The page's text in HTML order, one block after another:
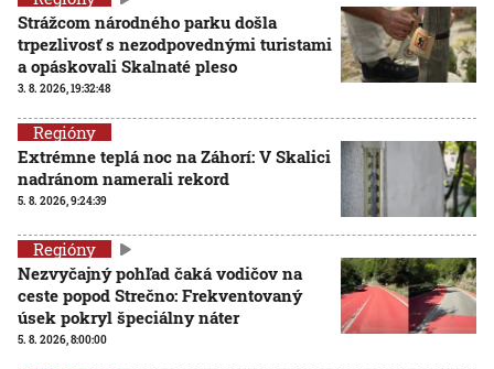
Strážcom národného parku došla
trpezlivosť s nezodpovednými turistami
a opáskovali Skalnaté pleso
3. 8. 2026, 19:32:48
Regióny
Extrémne teplá noc na Záhorí: V Skalici
nadránom namerali rekord
5. 8. 2026, 9:24:39
Regióny
Nezvyčajný pohľad čaká vodičov na
ceste popod Strečno: Frekventovaný
úsek pokryl špeciálny náter
5. 8. 2026, 8:00:00